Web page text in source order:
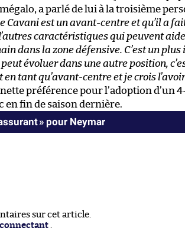
a parlé de lui à la troisième
est un avant-centre et qu’il a
caractéristiques qui peuvent
dans la zone défensive. C’est un
évoluer dans une autre position,
tant qu’avant-centre et je crois
préférence pour l’adoption d’un
en fin de saison dernière.
» pour Neymar
sur cet article.
.